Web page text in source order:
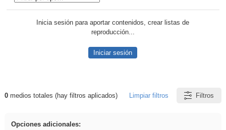
Inicia sesión para aportar contenidos, crear listas de
reproducción...
Iniciar sesión
Resultados de: Ahmet
0medios totales (hay filtros aplicados) Limpiar filtros Filtros
Opciones adicionales: